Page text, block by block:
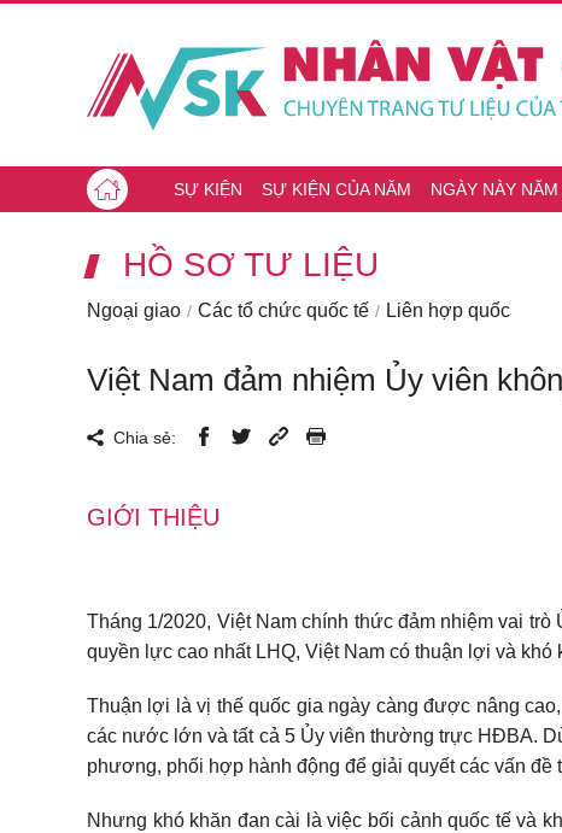
SỰ KIỆN SỰ KIỆN CỦA NĂM NGÀY NÀY
HỒ SƠ TƯ LIỆU
Ngoại giao Các tổ chức quốc tế Liên hợp quốc
Việt Nam đảm nhiệm Ủy viên
Chia sẻ:
GIỚI THIỆU
Tháng 1/2020, Việt Nam chính thức đảm nhiệm vai
quyền lực cao nhất LHQ, Việt Nam có thuận lợi và khó
Thuận lợi là vị thế quốc gia ngày càng được nâng
các nước lớn và tất cả 5 Ủy viên thường trực HĐBA.
phương, phối hợp hành động để giải quyết các vấn đề
Nhưng khó khăn đan cài là việc bối cảnh quốc tế và